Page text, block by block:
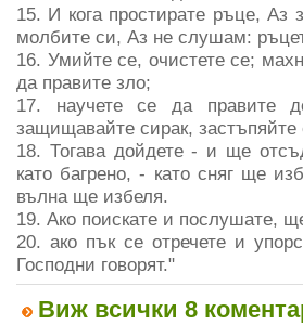
15. И кога простирате ръце, Аз
молбите си, Аз не слушам:
16. Умийте се, очистете се;
да правите зло;
17. научете се да правите
защищавайте сирак, застъпяйте
18. Тогава дойдете - и ще
като багрено, - като сняг ще
вълна ще избеля.
19. Ако поискате и послушате,
20. ако пък се отречете и
Господни говорят."
Виж всички 8